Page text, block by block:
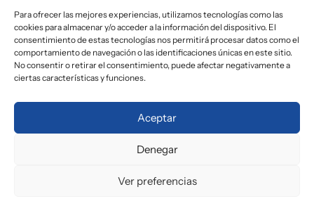
Para ofrecer las mejores experiencias, utilizamos tecnologías como las
cookies para almacenar y/o acceder a la información del dispositivo. El
consentimiento de estas tecnologías nos permitirá procesar datos como el
comportamiento de navegación o las identificaciones únicas en este sitio.
No consentir o retirar el consentimiento, puede afectar negativamente a
ciertas características y funciones.
Aceptar
Denegar
Ver preferencias
info@avits.es
Política de privacidad